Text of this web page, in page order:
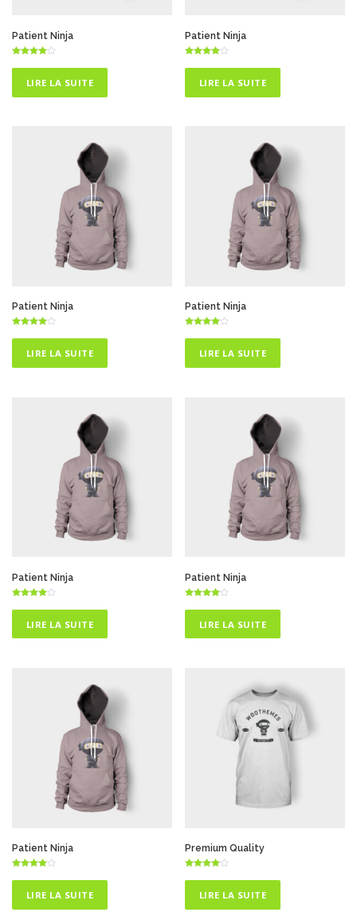
Patient Ninja
4.50
sur 5LIRE LA SUITE
Patient Ninja
4.50
sur 5LIRE LA SUITE
Patient Ninja
4.50
sur 5LIRE LA SUITE
Patient Ninja
4.50
sur 5LIRE LA SUITE
Patient Ninja
4.50
sur 5LIRE LA SUITE
Patient Ninja
4.50
sur 5LIRE LA SUITE
Patient Ninja
4.50
sur 5LIRE LA SUITE
Premium Quality
4.00
sur 5LIRE LA SUITE